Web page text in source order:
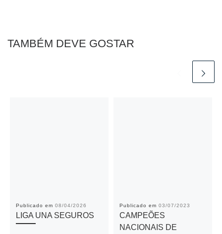
o
p
er k
TAMBÉM DEVE GOSTAR
Publicado em 08/04/2026
LIGA UNA SEGUROS
Publicado em 03/07/2023
CAMPEÕES
NACIONAIS DE